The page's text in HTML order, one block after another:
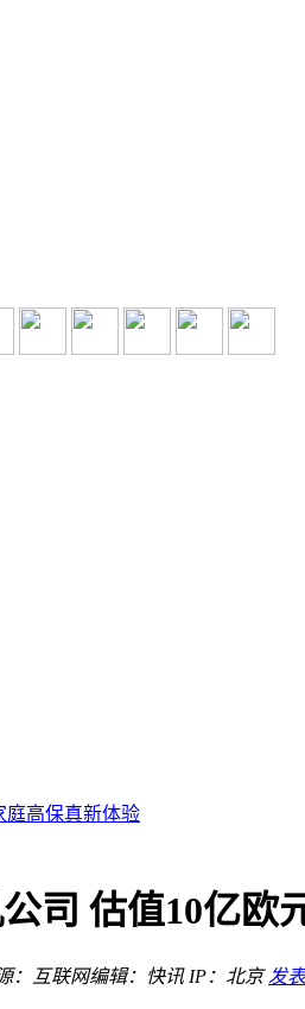
奖 引领光伏产业新发展
发布会揭晓售价
庭高保真新体验
元档自拍党闭眼入
叠屏新配色曝光
难题
换的便携存储方案
司 估值10亿欧
：互联网编辑：快讯 IP：北京 发